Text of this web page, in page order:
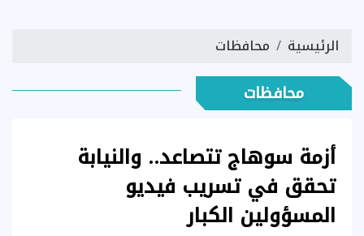
الرئيسية محافظات
محافظات
أزمة سوهاج تتصاعد.. والنيابة
تحقق في تسريب فيديو
المسؤولين الكبار